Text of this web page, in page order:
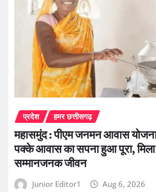
प्रदेश हमर छत्तीसगढ़
महासमुंद : पीएम जनमन आवास योजना
पक्के आवास का सपना हुआ पूरा,
सम्मानजनक जीवन
Junior Editor1 Aug 6, 2026